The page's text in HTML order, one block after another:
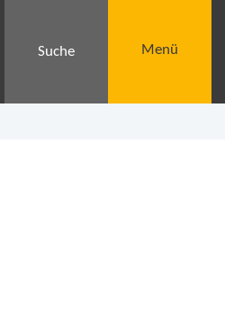
Suche Menü